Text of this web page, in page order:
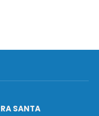
SANTA